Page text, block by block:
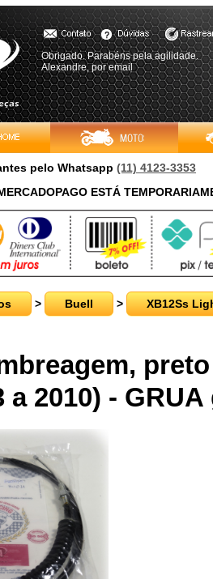
Obrigado. Parabéns pela agilidade.
Alexandre, por email
pelo Whatsapp (11) 4123-3353
ESTÁ
> Buell > XB12Ss
a 2010) -